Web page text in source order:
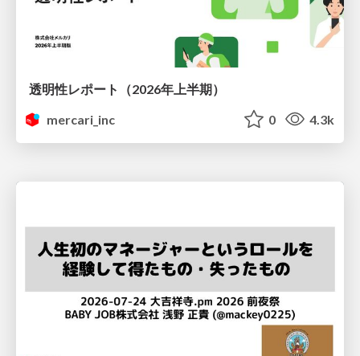
透明性レポート（2026年上半期）
mercari_inc
0 4.3k